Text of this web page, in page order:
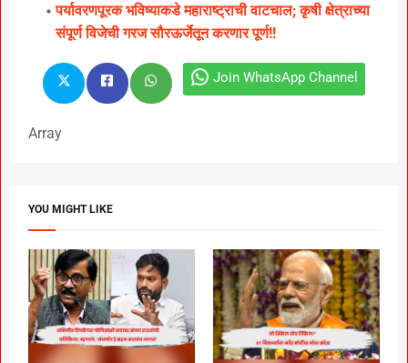
पर्यावरणपूरक भविष्याकडे महाराष्ट्राची वाटचाल; कृषी क्षेत्राच्या
संपूर्ण विजेची गरज सौरऊर्जेतून करणार पूर्ण!!
Join WhatsApp Channel
Array
YOU MIGHT LIKE